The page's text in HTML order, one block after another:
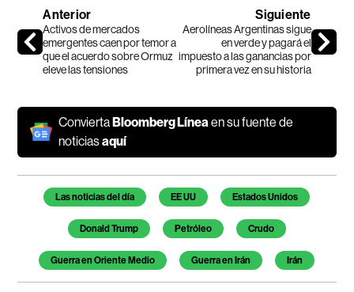
Anterior
Activos de mercados
emergentes caen por temor a
que el acuerdo sobre Ormuz
eleve las tensiones
Siguiente
Aerolíneas Argentinas sigue
en verde y pagará el
impuesto a las ganancias por
primera vez en su historia
ConviertaBloomberg Línea en su fuente de
noticiasaquí
Temas de este artículo
Las noticias del día EE UU Estados Unidos
Donald Trump Petróleo Crudo
Guerra en Oriente Medio Guerra en Irán Irán